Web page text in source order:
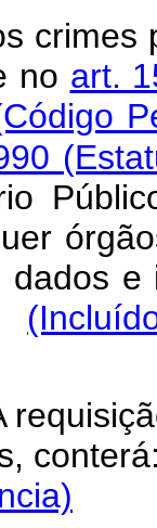
crimes
no art.
dados